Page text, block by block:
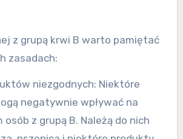
z grupą krwi B warto pamiętać
zasadach:
niezgodnych: Niektóre
negatywnie wpływać na
z grupą B. Należą do nich